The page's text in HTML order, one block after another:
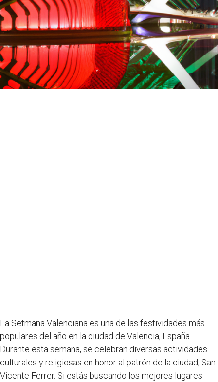
La Setmana Valenciana es una de las festividades más
populares del año en la ciudad de Valencia, España.
Durante esta semana, se celebran diversas actividades
culturales y religiosas en honor al patrón de la ciudad, San
Vicente Ferrer. Si estás buscando los mejores lugares